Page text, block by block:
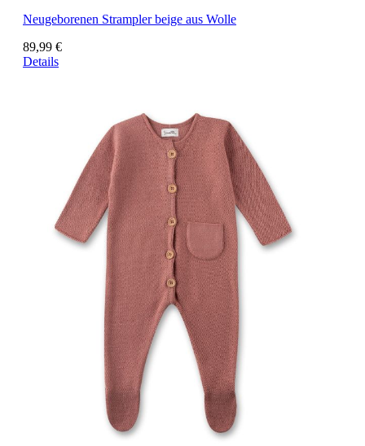
Neugeborenen Strampler beige aus Wolle
89,99 €
Details